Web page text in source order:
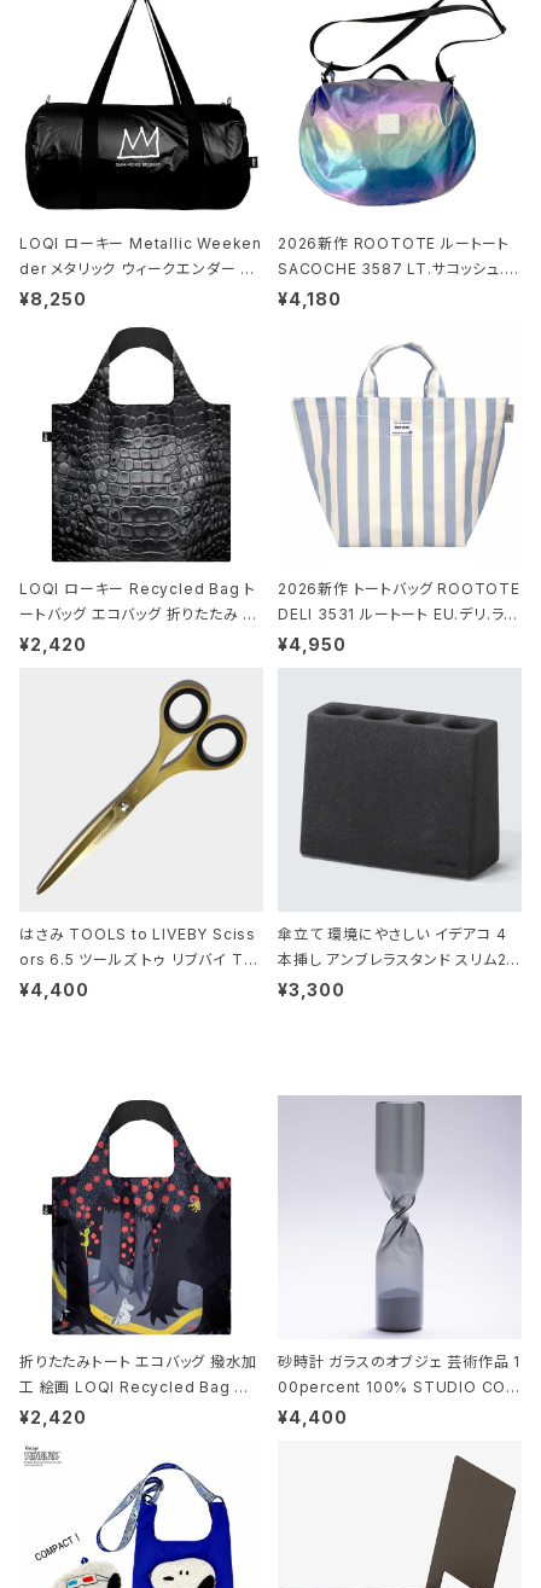
LOQI ローキー Metallic Weeken
der メタリック ウィークエンダー ボ
ストンバッグ ショルダーバッグ JEAN
ck ジャン=ミッシェル・バスキア/クラ
ウン ブラック
¥8,250
2026新作 ROOTOTE ルートート
SACOCHE 3587 LT.サコッシュ.ル
ミエ-B ショルダーバッグ グロスネイ
¥4,180
LOQI ローキー Recycled Bag ト
ートバッグ エコバッグ 折りたたみ 大
きめ 撥水加工 収納ポーチ CROCO
¥2,420
2026新作 トートバッグ ROOTOTE
DELI 3531 ルートート EU.デリ.ラミ
ネート-W サックス・ホワイト
¥4,950
はさみ TOOLS to LIVEBY Sciss
ors 6.5 ツールズ トゥ リブバイ TL
010 シザーズ 6.5 ゴールド
¥4,400
傘立て 環境にやさしい イデアコ 4
本挿し アンブレラスタンド スリム2 i
deaco Umbrella Stand slim2 s
¥3,300
折りたたみトート エコバッグ 撥水加
工 絵画 LOQI Recycled Bag ロ
ーキー 大きめ トートバッグ MOOMI
¥2,420
砂時計 ガラスのオブジェ 芸術作品 1
00percent 100% STUDIO COH
AKU Timeless 100パーセント ス
¥4,400